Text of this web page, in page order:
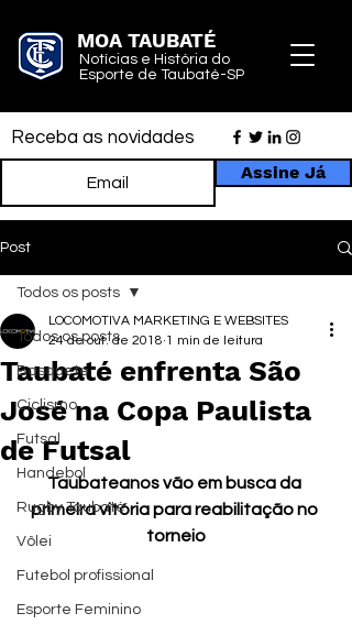
MOA TAUBATÉ
Notícias e História do
Esporte de Taubaté-SP
Receba as novidades
Assine Já
Post
Todos os posts
Basquete
Ciclismo
Futsal
Handebol
Rugby Taubaté
Vôlei
Futebol profissional
Esporte Feminino
Todos os posts
Taubaté enfrenta São
José na Copa Paulista
de Futsal
LOCOMOTIVA MARKETING E WEBSITES
24 de out. de 2018 1 min de leitura
Taubateanos vão em busca da
primeira vitória para reabilitação no
torneio